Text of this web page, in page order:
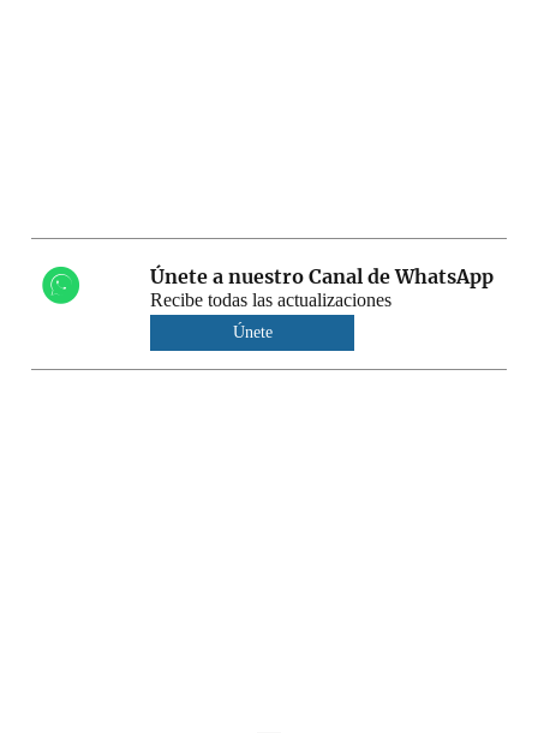
Únete a nuestro Canal de WhatsApp
Recibe todas las actualizaciones
Únete